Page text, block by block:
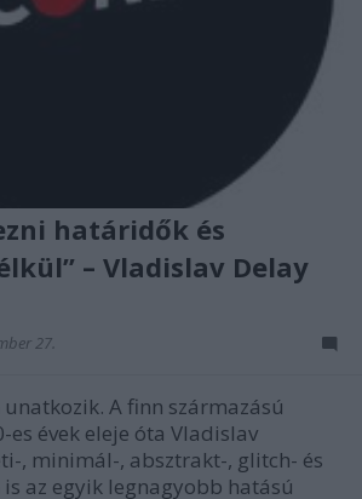
határidők és
– Vladislav Delay
27.
A finn származású
évek eleje óta Vladislav
, minimál-, absztrakt-, glitch- és
az egyik legnagyobb hatású